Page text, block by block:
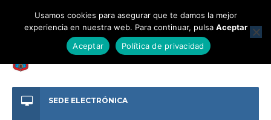
SEDE ELECTRÓNICA
Usamos cookies para asegurar que te damos la mejor
experiencia en nuestra web. Para continuar, pulsa Aceptar
Aceptar
Política de privacidad